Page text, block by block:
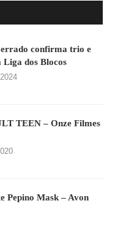
confirma trio e
Liga dos Blocos
TEEN – Onze Filmes
Pepino Mask – Avon